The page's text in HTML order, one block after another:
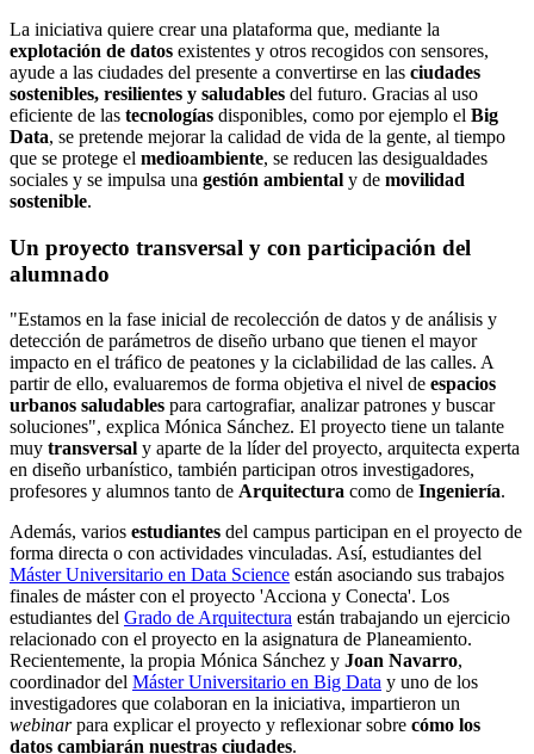
La iniciativa quiere crear una plataforma que, mediante la
explotación de datos existentes y otros recogidos con sensores,
ayude a las ciudades del presente a convertirse en las ciudades
sostenibles, resilientes y saludables del futuro. Gracias al uso
eficiente de las tecnologías disponibles, como por ejemplo el Big
Data, se pretende mejorar la calidad de vida de la gente, al tiempo
que se protege el medioambiente, se reducen las desigualdades
sociales y se impulsa una gestión ambiental y de movilidad
sostenible.
Un proyecto transversal y con participación del
alumnado
"Estamos en la fase inicial de recolección de datos y de análisis y
detección de parámetros de diseño urbano que tienen el mayor
impacto en el tráfico de peatones y la ciclabilidad de las calles. A
partir de ello, evaluaremos de forma objetiva el nivel de espacios
urbanos saludables para cartografiar, analizar patrones y buscar
soluciones", explica Mónica Sánchez. El proyecto tiene un talante
muy transversal y aparte de la líder del proyecto, arquitecta experta
en diseño urbanístico, también participan otros investigadores,
profesores y alumnos tanto de Arquitectura como de Ingeniería.
Además, varios estudiantes del campus participan en el proyecto de
forma directa o con actividades vinculadas. Así, estudiantes del
Máster Universitario en Data Science están asociando sus trabajos
finales de máster con el proyecto 'Acciona y Conecta'. Los
estudiantes del Grado de Arquitectura están trabajando un ejercicio
relacionado con el proyecto en la asignatura de Planeamiento.
Recientemente, la propia Mónica Sánchez y Joan Navarro,
coordinador del Máster Universitario en Big Data y uno de los
investigadores que colaboran en la iniciativa, impartieron un
webinarpara explicar el proyecto y reflexionar sobre cómo los
datos cambiarán nuestras ciudades.